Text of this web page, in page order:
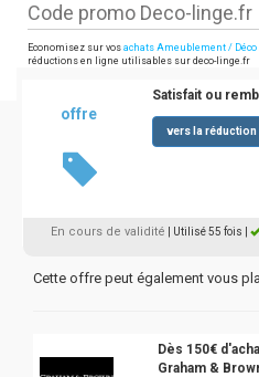
Code promo Deco-linge.fr
Economisez sur vos achats Ameublement / Déco
réductions en ligne utilisables sur deco-linge.fr
offre
Satisfait ou
vers la réduction
En cours de validité | Utilisé 55 fois
Cette offre peut également vous
Dès 150€
Graham &